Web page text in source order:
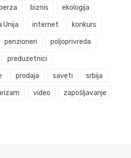
berza biznis ekologija
Unija internet konkurs
penzioneri poljoprivreda
preduzetnici
prodaja saveti srbija
video zapošljavanje